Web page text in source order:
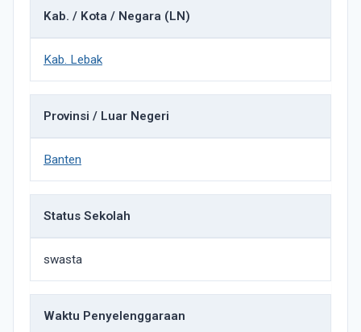
Kab. / Kota / Negara (LN)
Kab. Lebak
Provinsi / Luar Negeri
Banten
Status Sekolah
swasta
Waktu Penyelenggaraan